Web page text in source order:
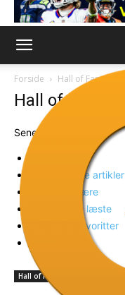
Forside Hall of Fame
Hall of Fame
Seneste
Fremhævede artikler
Mest populære
Ugens mest læste
Læsernes favoritter
Hall of Fame